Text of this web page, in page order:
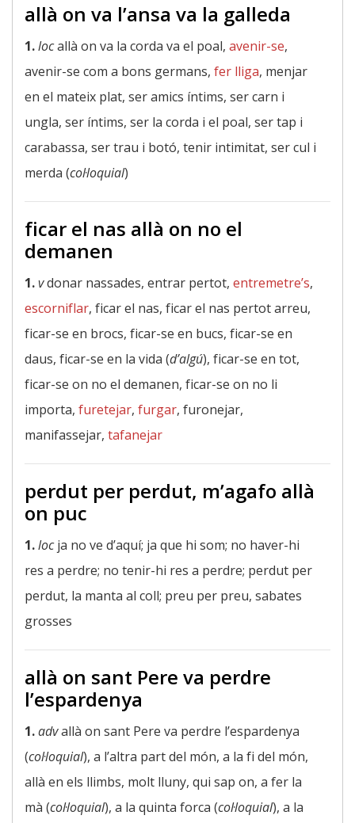
allà on va l’ansa va la galleda
1.locallà on va la corda va el poal, avenir-se,
avenir-se com a bons germans, fer lliga, menjar
en el mateix plat, ser amics íntims, ser carn i
ungla, ser íntims, ser la corda i el poal, ser tap i
carabassa, ser trau i botó, tenir intimitat, ser cul i
merda (col·loquial)
ficar el nas allà on no el
demanen
1.vdonar nassades, entrar pertot, entremetre’s,
escorniflar, ficar el nas, ficar el nas pertot arreu,
ficar-se en brocs, ficar-se en bucs, ficar-se en
daus, ficar-se en la vida (d’algú), ficar-se en tot,
ficar-se on no el demanen, ficar-se on no li
importa, furetejar, furgar, furonejar,
manifassejar, tafanejar
perdut per perdut, m’agafo allà
on puc
1.locja no ve d’aquí; ja que hi som; no haver-hi
res a perdre; no tenir-hi res a perdre; perdut per
perdut, la manta al coll; preu per preu, sabates
grosses
allà on sant Pere va perdre
l’espardenya
1.advallà on sant Pere va perdre l’espardenya
(col·loquial), a l’altra part del món, a la fi del món,
allà en els llimbs, molt lluny, qui sap on, a fer la
mà (col·loquial), a la quinta forca (col·loquial), a la